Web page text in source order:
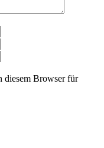
Mail-
Adresse
diesem Browser für